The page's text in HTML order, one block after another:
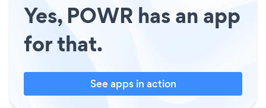
Yes, POWR has an app
for that.
See apps in action